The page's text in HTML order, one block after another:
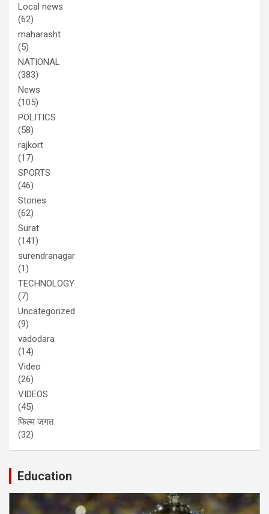
Local news
(62)
maharasht
(5)
NATIONAL
(383)
News
(105)
POLITICS
(58)
rajkort
(17)
SPORTS
(46)
Stories
(62)
Surat
(141)
surendranagar
(1)
TECHNOLOGY
(7)
Uncategorized
(9)
vadodara
(14)
Video
(26)
VIDEOS
(45)
फिल्म जगत
(32)
Education